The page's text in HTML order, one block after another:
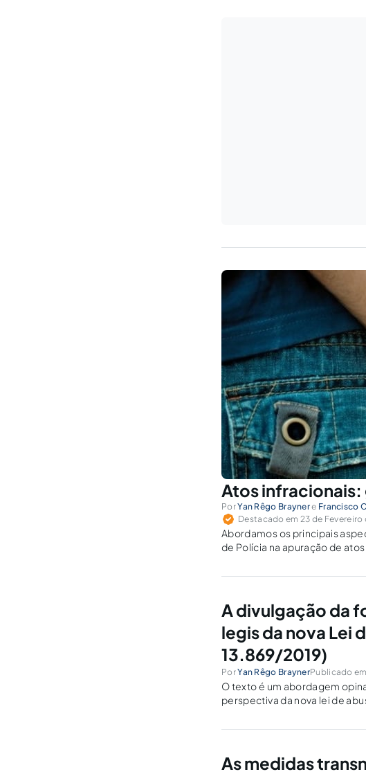
Atos infracionais:
PorYan Rêgo Braynere Francisco
Destacado em 23 de Fevereiro
Abordamos os principais
de Polícia na apuração de
A divulgação da
legis da nova Lei
13.869/2019)
PorYan Rêgo BraynerPublicado
O texto é um abordagem
perspectiva da nova lei de
As medidas